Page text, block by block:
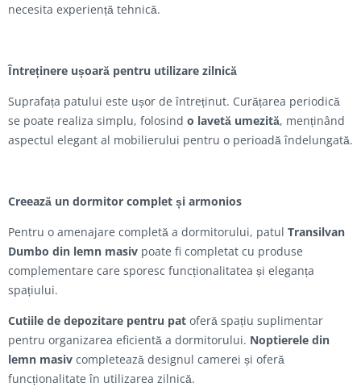
necesita experiență tehnică.
Întreținere ușoară pentru utilizare zilnică
Suprafața patului este ușor de întreținut. Curățarea periodică
se poate realiza simplu, folosind o lavetă umezită, menținând
aspectul elegant al mobilierului pentru o perioadă îndelungată.
Creează un dormitor complet și armonios
Pentru o amenajare completă a dormitorului, patul Transilvan
Dumbo din lemn masiv poate fi completat cu produse
complementare care sporesc funcționalitatea și eleganța
spațiului.
Cutiile de depozitare pentru pat oferă spațiu suplimentar
pentru organizarea eficientă a dormitorului. Noptierele din
lemn masiv completează designul camerei și oferă
funcționalitate în utilizarea zilnică.